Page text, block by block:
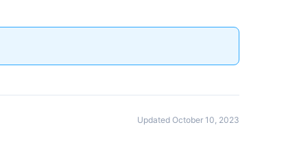
Updated October 10, 2023